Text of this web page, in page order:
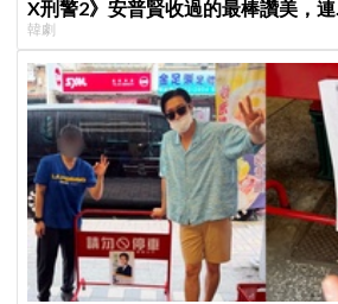
X刑警2》安普賢收過的最棒讚美，連
哥哥們都認證的好品格～
韓劇